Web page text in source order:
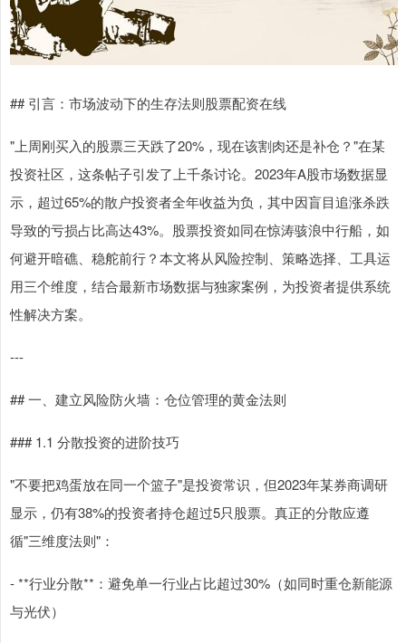
## 引言：市场波动下的生存法则股票配资在线
"上周刚买入的股票三天跌了20%，现在该割肉还是补仓？"在某
投资社区，这条帖子引发了上千条讨论。2023年A股市场数据显
示，超过65%的散户投资者全年收益为负，其中因盲目追涨杀跌
导致的亏损占比高达43%。股票投资如同在惊涛骇浪中行船，如
何避开暗礁、稳舵前行？本文将从风险控制、策略选择、工具运
用三个维度，结合最新市场数据与独家案例，为投资者提供系统
性解决方案。
---
## 一、建立风险防火墙：仓位管理的黄金法则
### 1.1 分散投资的进阶技巧
"不要把鸡蛋放在同一个篮子"是投资常识，但2023年某券商调研
显示，仍有38%的投资者持仓超过5只股票。真正的分散应遵
循"三维度法则"：
- **行业分散**：避免单一行业占比超过30%（如同时重仓新能源
与光伏）